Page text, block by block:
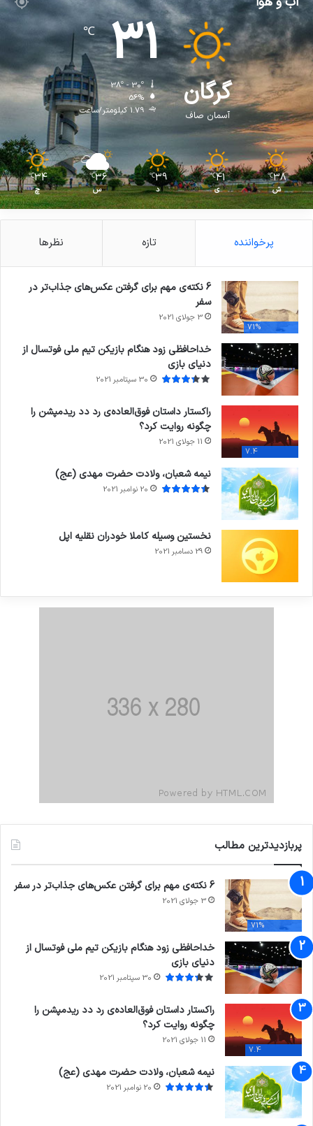
گرگان
آسمان صاف
31
℃
38º - 30º
56%
1.79 کیلومتر/ساعت
38
℃
ش
41
℃
ی
39
℃
د
36
℃
س
34
℃
چ
پرخواننده تازه نظرها
71%
6 نکته‌ی مهم برای گرفتن عکس‌های جذاب‌تر در
سفر
3 جولای 2021
خداحافظی زود هنگام بازیکن تیم ملی فوتسال از
دنیای بازی
30 سپتامبر 2021
7.4
راکستار داستان فوق‌العاده‌ی رد دد ریدمپشن را
چگونه روایت کرد؟
11 جولای 2021
نیمه شعبان، ولادت حضرت مهدی (عج)
20 نوامبر 2021
نخستین وسیله کاملا خودران نقلیه اپل
29 دسامبر 2021
پربازدیدترین مطالب
71%
6 نکته‌ی مهم برای گرفتن عکس‌های جذاب‌تر در سفر
3 جولای 2021
خداحافظی زود هنگام بازیکن تیم ملی فوتسال از
دنیای بازی
30 سپتامبر 2021
7.4
راکستار داستان فوق‌العاده‌ی رد دد ریدمپشن را
چگونه روایت کرد؟
11 جولای 2021
نیمه شعبان، ولادت حضرت مهدی (عج)
20 نوامبر 2021